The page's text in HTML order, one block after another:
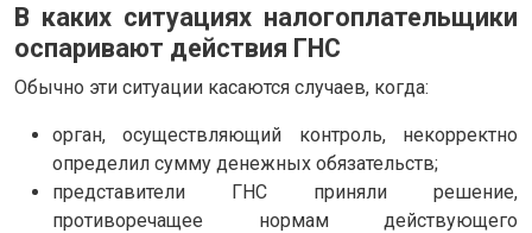
В каких ситуациях налогоплательщики
оспаривают действия ГНС
Обычно эти ситуации касаются случаев, когда:
орган, осуществляющий контроль, некорректно
определил сумму денежных обязательств;
представители ГНС приняли решение,
противоречащее нормам действующего